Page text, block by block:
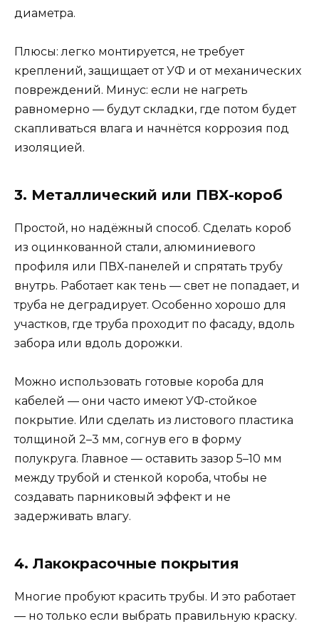
диаметра.
Плюсы: легко монтируется, не требует
креплений, защищает от УФ и от механических
повреждений. Минус: если не нагреть
равномерно — будут складки, где потом будет
скапливаться влага и начнётся коррозия под
изоляцией.
3. Металлический или ПВХ-короб
Простой, но надёжный способ. Сделать короб
из оцинкованной стали, алюминиевого
профиля или ПВХ-панелей и спрятать трубу
внутрь. Работает как тень — свет не попадает, и
труба не деградирует. Особенно хорошо для
участков, где труба проходит по фасаду, вдоль
забора или вдоль дорожки.
Можно использовать готовые короба для
кабелей — они часто имеют УФ-стойкое
покрытие. Или сделать из листового пластика
толщиной 2–3 мм, согнув его в форму
полукруга. Главное — оставить зазор 5–10 мм
между трубой и стенкой короба, чтобы не
создавать парниковый эффект и не
задерживать влагу.
4. Лакокрасочные покрытия
Многие пробуют красить трубы. И это работает
— но только если выбрать правильную краску.